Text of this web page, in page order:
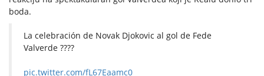
boda.
La celebración de Novak Djokovic al gol de Fede
Valverde ????
pic.twitter.com/fL67Eaamc0